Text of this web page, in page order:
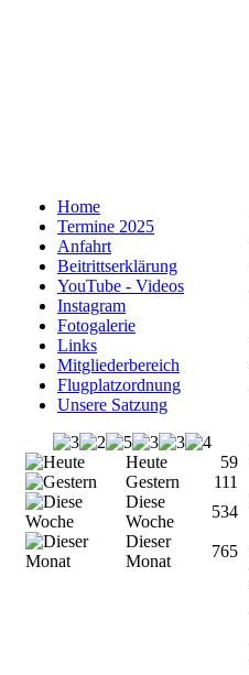
Home
Termine 2025
Anfahrt
Beitrittserklärung
YouTube - Videos
Instagram
Fotogalerie
Links
Mitgliederbereich
Flugplatzordnung
Unsere Satzung
Heute
59
Gestern
111
Diese
Woche
534
Dieser
Monat
765